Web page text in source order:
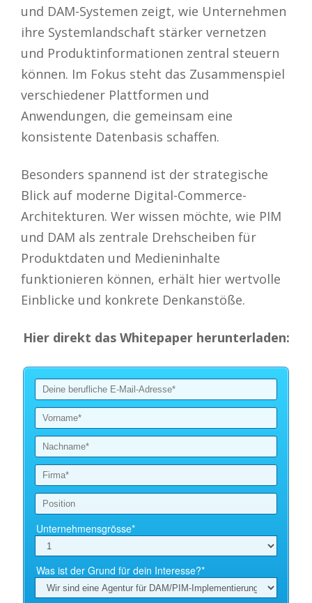
und DAM-Systemen zeigt, wie Unternehmen
ihre Systemlandschaft stärker vernetzen
und Produktinformationen zentral steuern
können. Im Fokus steht das Zusammenspiel
verschiedener Plattformen und
Anwendungen, die gemeinsam eine
konsistente Datenbasis schaffen.
Besonders spannend ist der strategische
Blick auf moderne Digital-Commerce-
Architekturen. Wer wissen möchte, wie PIM
und DAM als zentrale Drehscheiben für
Produktdaten und Medieninhalte
funktionieren können, erhält hier wertvolle
Einblicke und konkrete Denkanstöße.
Hier direkt das Whitepaper herunterladen: